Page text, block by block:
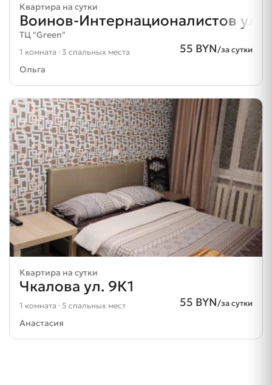
Квартира на сутки
Воинов-Интернационалистов ул.
ТЦ "Green"
55 BYN/за сутки
1 комната · 3 спальных места
Ольга
Квартира на сутки
Чкалова ул. 9К1
55 BYN/за сутки
1 комната · 5 спальных мест
Анастасия